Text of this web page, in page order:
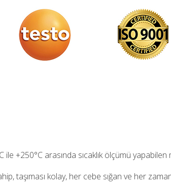
+250°C arasında sıcaklık ölçümü yapabilen
taşıması kolay, her cebe sığan ve her